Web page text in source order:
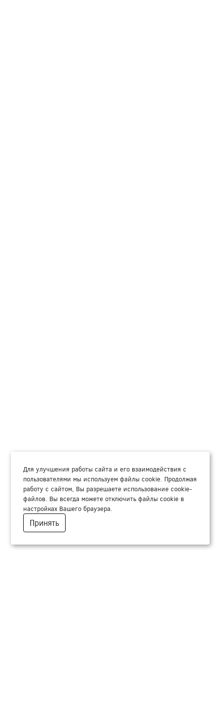
Для улучшения работы сайта и его взаимодействия с
пользователями мы используем файлы cookie. Продолжая
работу с сайтом, Вы разрешаете использование cookie-
файлов. Вы всегда можете отключить файлы cookie в
настройках Вашего браузера.
Принять